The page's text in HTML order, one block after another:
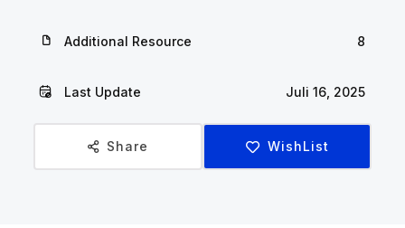
Additional Resource 8
Last Update Juli 16, 2025
Share WishList